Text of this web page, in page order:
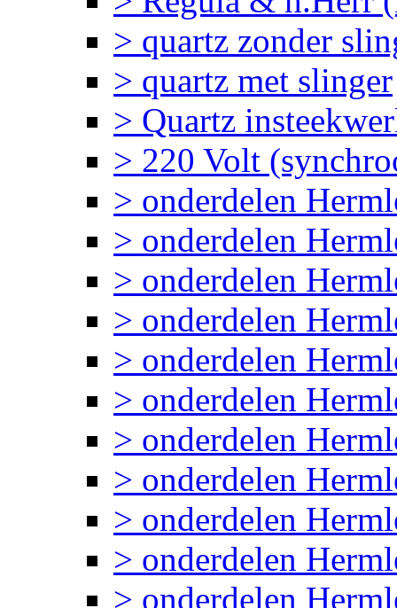
> quartz zonder
> quartz met slinger
> Quartz
> 220 Volt
> onderdelen
> onderdelen
> onderdelen
> onderdelen
> onderdelen
> onderdelen
> onderdelen
> onderdelen
> onderdelen
> onderdelen
> onderdelen